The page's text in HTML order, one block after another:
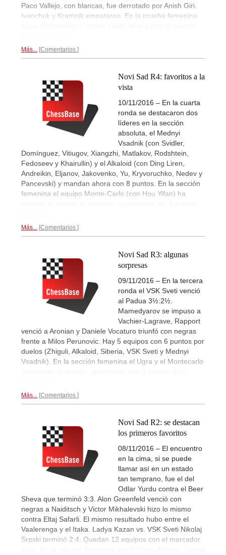
Paco Vallejo, con blancas, fue derrotado por Anish Giri.
Ivanchuk y Kramnik empataron. En la prueba femenina
Más... Comentarios
Novi Sad R4: favoritos a la
vista
10/11/2016 – En la cuarta
ronda se destacaron dos
líderes en la sección
absoluta, el Mednyi
Vsadnik (con Svidler,
Domínguez, Vitiugov, Xiangzhi, Matlakov, Rodshtein,
Fedoseev y Khairullin) y el Alkaloid (con Ding Liren,
Andreikin, Eljanov, Jakovenko, Yu, Kryvoruchko, Nedev y
Pancevski) y mandan ahora con 8 puntos. En la sección
femenina el equipo Monte-Carlo (con Hou Yifan) ha
Más... Comentarios
Novi Sad R3: algunas
sorpresas
09/11/2016 – En la tercera
ronda el VSK Sveti venció
al Padua 3½:2½.
Mamedyarov se impuso a
Vachier-Lagrave, Rapport
venció a Aronian y Daniele Vocaturo triunfó con negras
frente a Milos Perunovic. Hay 5 equipos con 6 puntos por
duelos (Zhiguli, Alkaloid, Siberia, VSK Sveti y Mednyi
Vsadnik). En la sección femenina el Ugra y el Montecarlo
Más... Comentarios
Novi Sad R2: se destacan
los primeros favoritos
08/11/2016 – El encuentro
en la cima, si se puede
llamar así en un estado
tan temprano, fue el del
Odlar Yurdu contra el Beer
Sheva que terminó 3:3. Alon Greenfeld venció con
negras a Naiditsch y Victor Mikhalevski hizo lo mismo
contra Eltaj Safarli. El mismo resultado hubo entre el
Vaalerenga y el Itaka. Ladya Kazan vs. VSK Sveti Nikolaj
Srpski terminó 2:4. Quedan 12 equipos con el marcador